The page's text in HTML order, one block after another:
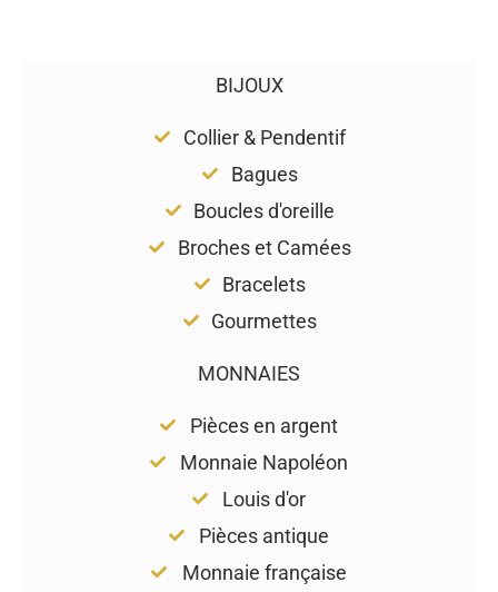
BIJOUX
Collier & Pendentif
Bagues
Boucles d'oreille
Broches et Camées
Bracelets
Gourmettes
MONNAIES
Pièces en argent
Monnaie Napoléon
Louis d'or
Pièces antique
Monnaie française